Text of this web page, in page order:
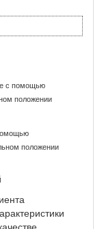
с помощью
положении
положении